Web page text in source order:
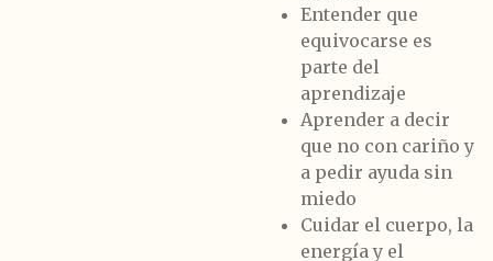
Entender que
equivocarse es
parte del
aprendizaje
Aprender a decir
que no con cariño y
a pedir ayuda sin
miedo
Cuidar el cuerpo, la
energía y el